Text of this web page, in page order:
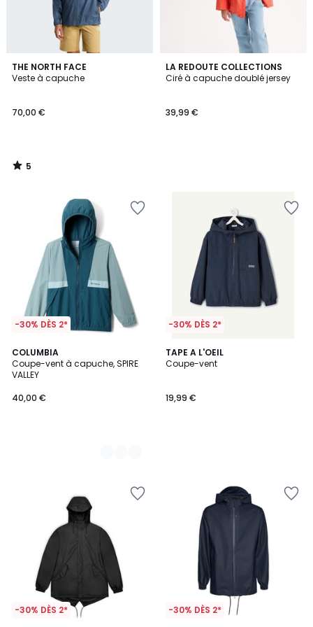
THE NORTH FACE
Veste à capuche
70,00 €
5
/
5
/
LA REDOUTE COLLECTIONS
Ciré à capuche doublé jersey
39,99 €
-30% DÈS 2*
COLUMBIA
Coupe-vent à capuche, SPIRE
VALLEY
40,00 €
2
Couleurs
-30% DÈS 2*
TAPE A L'OEIL
Coupe-vent
19,99 €
-30% DÈS 2* -30% DÈS 2*